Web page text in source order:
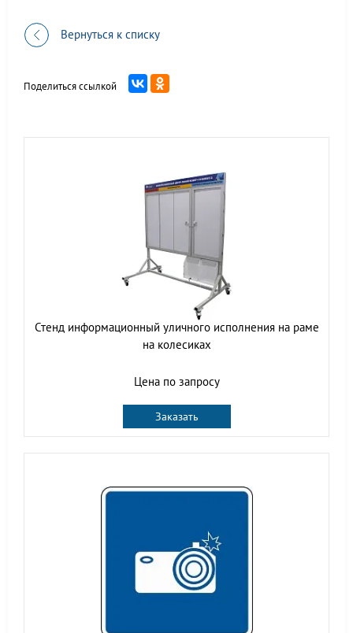
Вернуться к списку
Поделиться ссылкой
Стенд информационный уличного исполнения на раме
на колесиках
Цена по запросу
Заказать